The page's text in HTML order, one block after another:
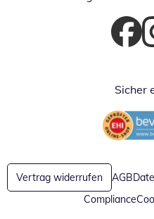
Öffnet
Sicher
Öffnet in
Vertrag widerrufen AGB
Compliance